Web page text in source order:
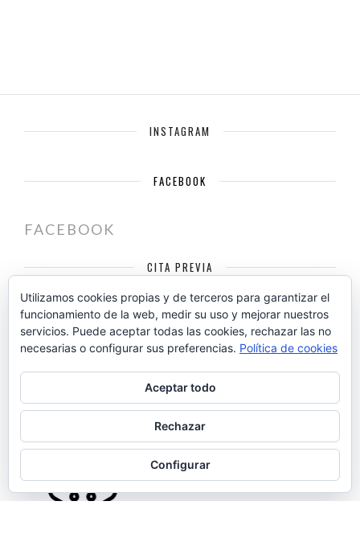
INSTAGRAM
FACEBOOK
FACEBOOK
CITA PREVIA
Carolina Urtiaga Fotografía y Diseño
C/ Juan Pablo II, 10
Jaén23009
info@carolinaurtiaga.com
Utilizamos cookies propias y de terceros para garantizar el
funcionamiento de la web, medir su uso y mejorar nuestros
servicios. Puede aceptar todas las cookies, rechazar las no
necesarias o configurar sus preferencias. Política de cookies
Aceptar todo
Rechazar
Configurar